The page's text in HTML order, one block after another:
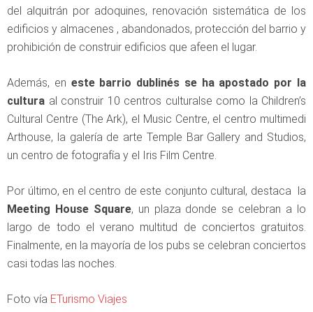
del alquitrán por adoquines, renovación sistemática de los
edificios y almacenes , abandonados, protección del barrio y
prohibición de construir edificios que afeen el lugar.
Además, en este barrio dublinés se ha apostado por la
cultura al construir 10 centros culturalse como la Children’s
Cultural Centre (The Ark), el Music Centre, el centro multimedi
Arthouse, la galería de arte Temple Bar Gallery and Studios,
un centro de fotografía y el Iris Film Centre.
Por último, en el centro de este conjunto cultural, destaca la
Meeting House Square, un plaza donde se celebran a lo
largo de todo el verano multitud de conciertos gratuitos.
Finalmente, en la mayoría de los pubs se celebran conciertos
casi todas las noches.
Foto vía ETurismo Viajes